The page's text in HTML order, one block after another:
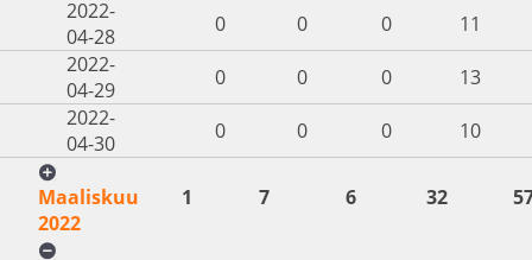
2022-
04-28
0 0 0
11
2022-
04-29
0 0 0
13
2022-
04-30
0 0 0 10
Maaliskuu
2022
1 7 6 32